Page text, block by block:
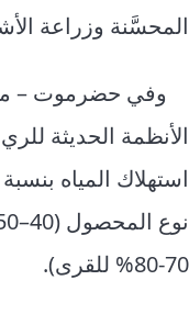
المحسَّنة وزراعة
الأنظمة الحديثة
70‑80% للقرى).